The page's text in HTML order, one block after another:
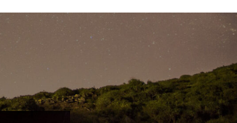
CATEGORÍAS
Cuentos y poemas
Ecología
Emociones